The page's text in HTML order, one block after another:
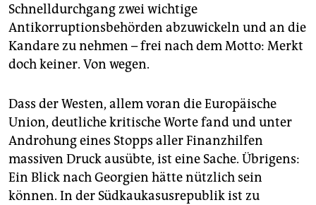
Schnelldurchgang zwei wichtige
Antikorruptionsbehörden abzuwickeln und an die
Kandare zu nehmen – frei nach dem Motto: Merkt
doch keiner. Von wegen.
Dass der Westen, allem voran die Europäische
Union, deutliche kritische Worte fand und unter
Androhung eines Stopps aller Finanzhilfen
massiven Druck ausübte, ist eine Sache. Übrigens:
Ein Blick nach Georgien hätte nützlich sein
können. In der Südkaukasusrepublik ist zu